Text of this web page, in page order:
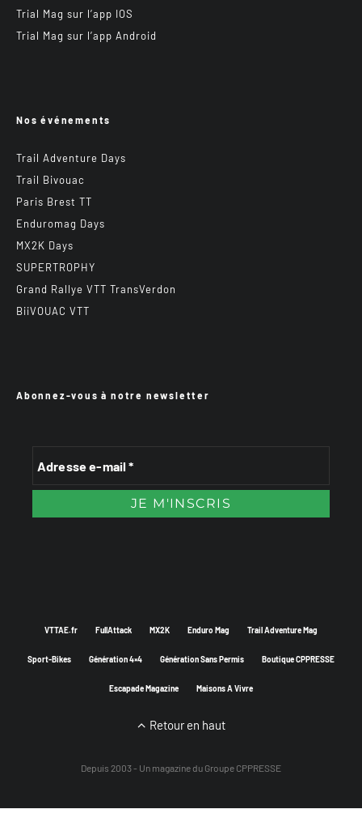
Trial Mag sur l’app IOS
Trial Mag sur l’app Android
Nos événements
Trail Adventure Days
Trail Bivouac
Paris Brest TT
Enduromag Days
MX2K Days
SUPERTROPHY
Grand Rallye VTT TransVerdon
BiiVOUAC VTT
Abonnez-vous à notre newsletter
VTTAE.fr FullAttack MX2K Enduro Mag Trail Adventure Mag
Sport-Bikes Génération 4×4 Génération Sans Permis Boutique CPPRESSE
Escapade Magazine Maisons A Vivre
Retour en haut
Depuis 2003 - Un magazine du Groupe CPPRESSE